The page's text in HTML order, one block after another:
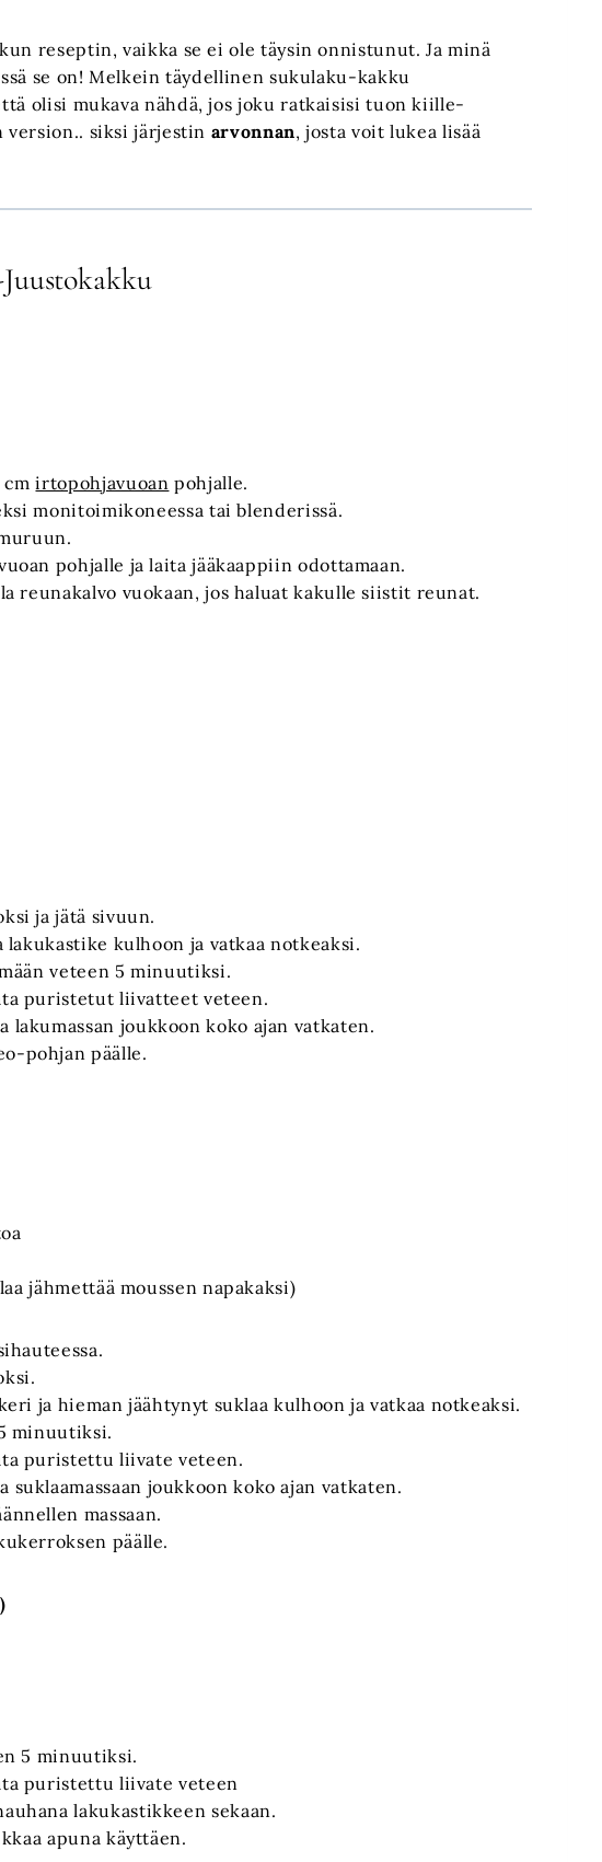
reseptin, vaikka se ei ole täysin onnistunut. Ja minä
se on! Melkein täydellinen sukulaku-kakku
olisi mukava nähdä, jos joku ratkaisisi tuon kiille-
version.. siksi järjestin arvonnan, josta voit lukea lisää
cmirtopohjavuoan pohjalle.
monitoimikoneessa tai blenderissä.
pohjalle ja laita jääkaappiin odottamaan.
reunakalvo vuokaan, jos haluat kakulle siistit reunat.
ja jätä sivuun.
kulhoon ja vatkaa notkeaksi.
veteen 5 minuutiksi.
puristetut liivatteet veteen.
lakumassan joukkoon koko ajan vatkaten.
pohjan päälle.
jähmettää moussen napakaksi)
ja hieman jäähtynyt suklaa kulhoon ja vatkaa notkeaksi.
minuutiksi.
puristettu liivate veteen.
suklaamassaan joukkoon koko ajan vatkaten.
massaan.
päälle.
5 minuutiksi.
puristettu liivate veteen
lakukastikkeen sekaan.
apuna käyttäen.